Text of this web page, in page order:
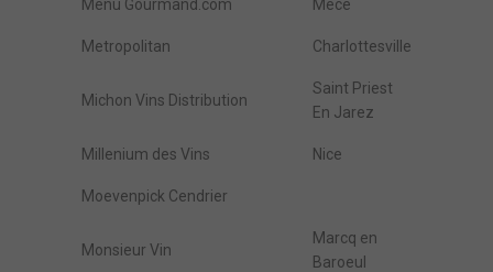
Menu Gourmand.com Mece
Metropolitan Charlottesville
Michon Vins Distribution
Saint Priest
En Jarez
Millenium des Vins Nice
Moevenpick Cendrier
Monsieur Vin
Marcq en
Baroeul